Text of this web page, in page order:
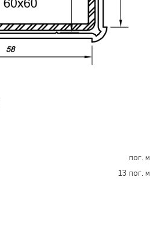
пог. м
13 пог. м